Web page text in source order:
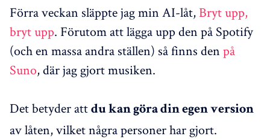
Förra veckan släppte jag min AI-låt, Bryt upp,
bryt upp. Förutom att lägga upp den på Spotify
(och en massa andra ställen) så finns den på
Suno, där jag gjort musiken.
Det betyder att du kan göra din egen version
av låten, vilket några personer har gjort.